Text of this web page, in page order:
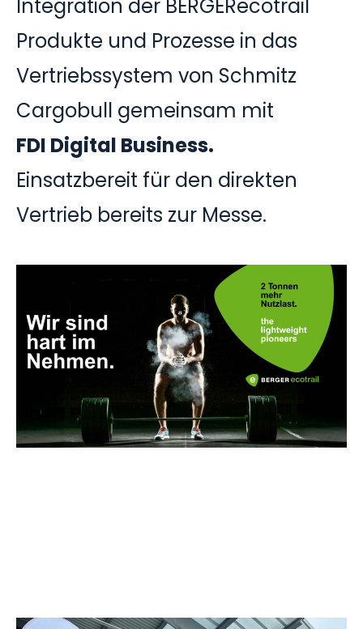
Integration der BERGERecotrail
Produkte und Prozesse in das
Vertriebssystem von Schmitz
Cargobull gemeinsam mit
FDI Digital Business.
Einsatzbereit für den direkten
Vertrieb bereits zur Messe.